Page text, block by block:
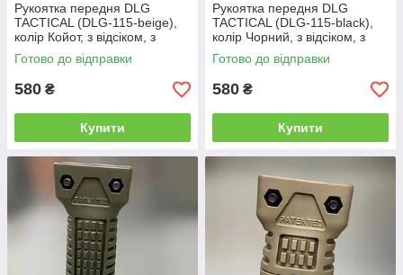
Рукоятка передня DLG
TACTICAL (DLG-115-beige),
колір Койот, з відсіком, з
планкою Пікатінні, рукоятка
перенесення вогню
Готово до відправки
580 ₴
Купити
Рукоятка передня DLG
TACTICAL (DLG-115-black),
колір Чорний, з відсіком, з
планкою Пікатінні, рукоятка
перенесення вогню
Готово до відправки
580 ₴
Купити